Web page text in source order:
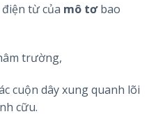
từ của mô tơbao
trường,
cuộn dây xung quanh lõi
cữu.